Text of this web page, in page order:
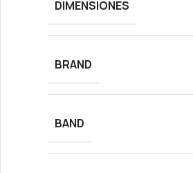
DIMENSIONES
BRAND
BAND